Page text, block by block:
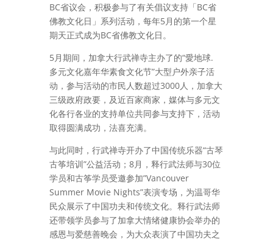
BC省议会，积极参与了有关倡议支持「BC省
佛教文化日」系列活动，每年5月的第一个星
期天正式成为BC省佛教文化日。
5月期间，加拿大行武禅寺主办了的“愛地球.
多元文化嘉年华素食文化节”大型户外亲子活
动，参与活动的市民人数超过3000人，加拿大
三级政府政要，及近百家商家，媒体与多元文
化各行各业的支持单位共同参与支持下，活动
取得圆满成功，法喜充满。
与此同时，行武禅寺开办了中国传统乐器“古琴
古筝培训”公益活动；8月，释行武法师与30位
学员和古筝学员受邀参加”Vancouver
Summer Movie Nights”表演专场，为温哥华
民众展示了中国功夫和传统文化。释行武法师
还带领学员参与了加拿大情绪健康协会举办的
感恩与爱慈善晚会，为大众表演了中国功夫之